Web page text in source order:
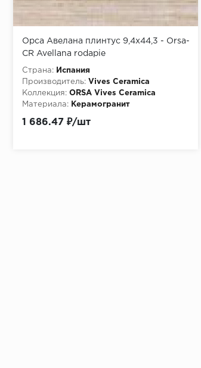
Орса Авелана плинтус 9,4х44,3 - Orsa-
CR Avellana rodapie
Страна:
Испания
Производитель: Vives Ceramica
Коллекция: ORSA Vives Ceramica
Материала:
Керамогранит
1 686.47 ₽/шт